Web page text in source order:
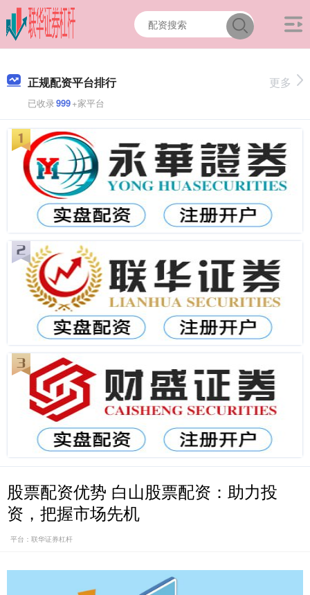
正规配资平台排行
已收录999+家平台
更多
股票配资优势 白山股票配资：助力投
资，把握市场先机
平台：联华证券杠杆